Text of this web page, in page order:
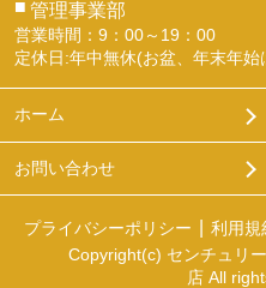
■ 管理事業部
営業時間：9：00～19：00
定休日:年中無休(お盆、年末年始
ホーム
お問い合わせ
プライバシーポリシー 利用規
Copyright(c) センチュリ
店 All